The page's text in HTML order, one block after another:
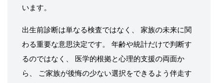
います。
出生前診断は単なる検査ではなく、 家族の未来に関
わる重要な意思決定です。 年齢や統計だけで判断す
るのではなく、 医学的根拠と心理的支援の両面か
ら、 ご家族が後悔の少ない選択をできるよう伴走す